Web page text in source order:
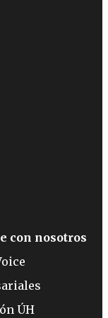
con nosotros
ÚH